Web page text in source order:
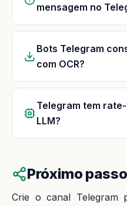
mensagem no
Bots Telegram
com OCR?
Telegram tem
LLM?
Próximo passo
Crie o canal Telegram